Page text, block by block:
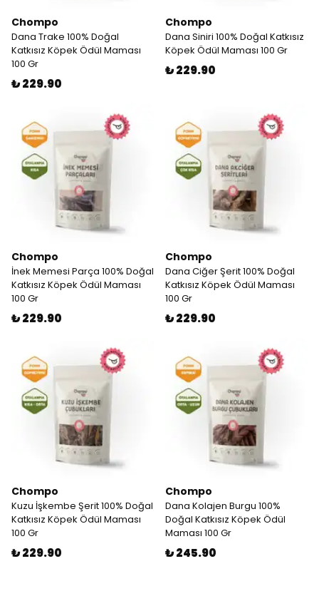
Chompo
Dana Trake 100% Doğal
Katkısız Köpek Ödül Maması
100 Gr
₺ 229.90
Chompo
Dana Siniri 100% Doğal Katkısız
Köpek Ödül Maması 100 Gr
₺ 229.90
Chompo
İnek Memesi Parça 100% Doğal
Katkısız Köpek Ödül Maması
100 Gr
₺ 229.90
Chompo
Dana Ciğer Şerit 100% Doğal
Katkısız Köpek Ödül Maması
100 Gr
₺ 229.90
Chompo
Kuzu İşkembe Şerit 100% Doğal
Katkısız Köpek Ödül Maması
100 Gr
₺ 229.90
Chompo
Dana Kolajen Burgu 100%
Doğal Katkısız Köpek Ödül
Maması 100 Gr
₺ 245.90